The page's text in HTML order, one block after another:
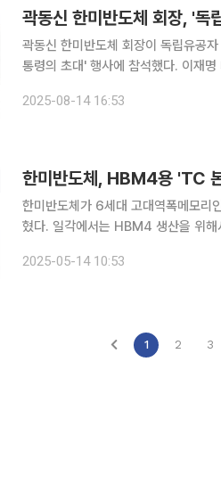
곽동신 한미반도체 회장, '독
곽동신 한미반도체 회장이 독립유공
통령의 초대' 행사에 참석했다. 이재명 대통령은 광복 80주년을 기념해 독립 유공자 후손과 유해봉
소 선생의 증손자 자격으로 이번 행사
2025-08-14 16:53
한미반도체, HBM4용 'TC
한미반도체가 6세대 고대역폭메모
혔다. 일각에서는 HBM4 생산을 위해서는 하이브리드 본딩 기술이 필요하다는 시각이 있었다. 하
하면서 한미반도체는 TC 본더 장비
2025-05-14 10:53
1 2 3